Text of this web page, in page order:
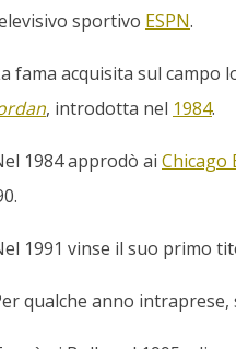
sportivo ESPN.
fama acquisita sul campo
, introdotta nel 1984.
1984 approdò ai Chicago
1991 vinse il suo primo
qualche anno